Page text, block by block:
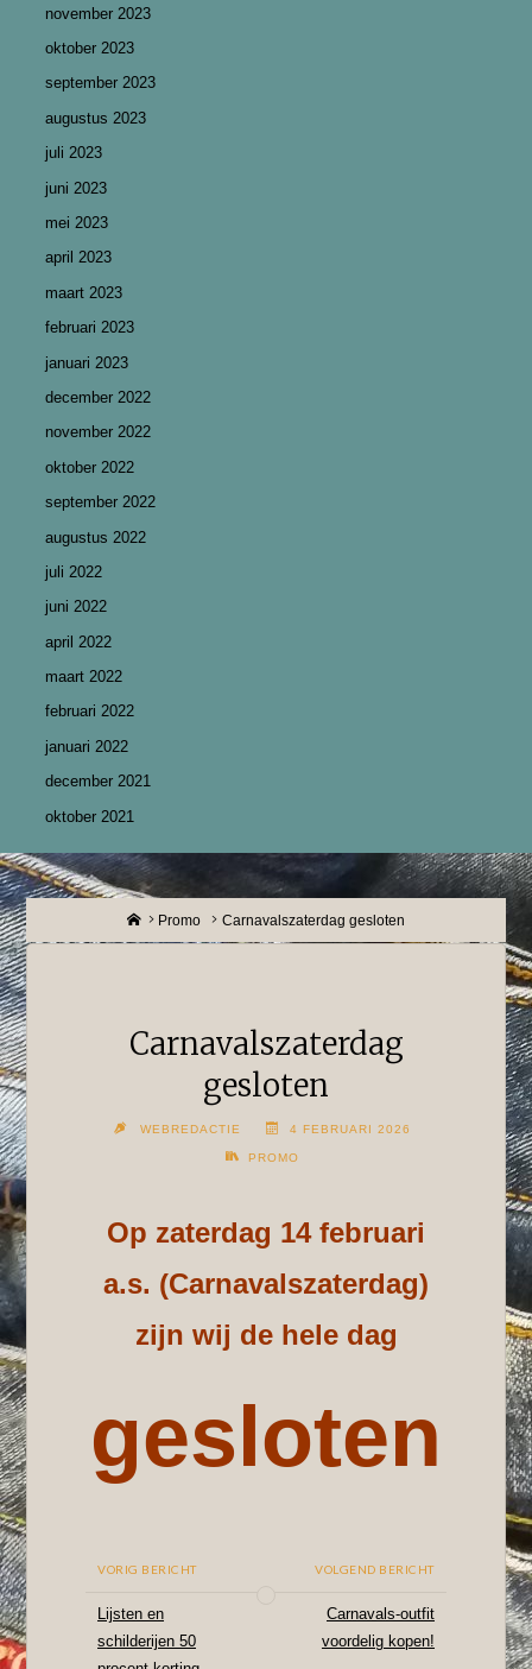
november 2023
oktober 2023
september 2023
augustus 2023
juli 2023
juni 2023
mei 2023
april 2023
maart 2023
februari 2023
januari 2023
december 2022
november 2022
oktober 2022
september 2022
augustus 2022
juli 2022
juni 2022
april 2022
maart 2022
februari 2022
januari 2022
december 2021
oktober 2021
HomePromo Carnavalszaterdag gesloten
Carnavalszaterdag
gesloten
WEBREDACTIE 4 FEBRUARI 2026
PROMO
Op zaterdag 14 februari
a.s. (Carnavalszaterdag)
zijn wij de hele dag
gesloten
VORIG BERICHT
Lijsten en
schilderijen 50
VOLGEND BERICHT
Carnavals-outfit
voordelig kopen!